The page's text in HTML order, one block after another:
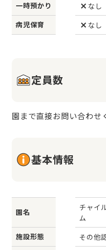
一時預かり
なし
病児保育
なし
定員数
園まで直接お問い合わせ
基本情報
園名
チャイ
ム
施設形態
その他